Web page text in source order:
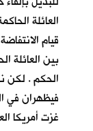
العائلة
قيام
بين العائلة
الحكم . لكن
فيظهران في
غزت أمريكا